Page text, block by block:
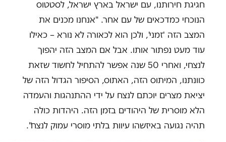
חגיגת חירותנו, עם ישראל בארץ ישראל, לסטטוס
הנוכחי כמדכאים של עם אחר. "אנחנו מכנים את
המצב הזה 'זמני', ולכן הוא לכאורה לא נורא – כאילו
עוד מעט נפתור אותו. אבל אם המצב הזה יהפוך
לנצחי, ואחרי 50 שנה אפשר להתחיל לחשוד שזאת
כוונתנו, המיתוס הזה, האתוס, הסיפור הגדול הזה של
יציאת מצרים יוכתם לנצח על ידי ההתנהגות והעמדה
הלא מוסרית של היהודים בזמן הזה. היהדות כולה
תהיה נגועה באיזשהו עיוות בלתי מוסרי עמוק לנצח".